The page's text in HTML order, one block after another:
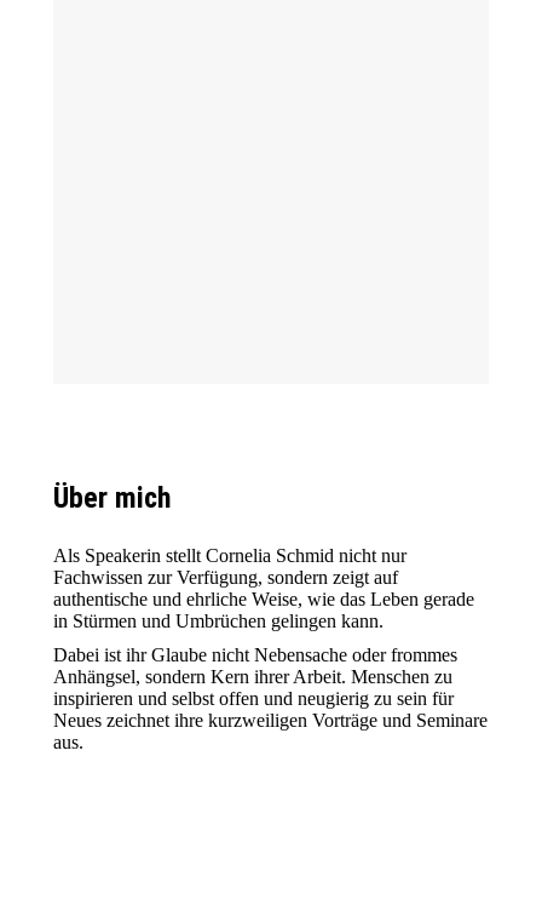
Über mich
Als Speakerin stellt Cornelia Schmid nicht nur
Fachwissen zur Verfügung, sondern zeigt auf
authentische und ehrliche Weise, wie das Leben gerade
in Stürmen und Umbrüchen gelingen kann.
Dabei ist ihr Glaube nicht Nebensache oder frommes
Anhängsel, sondern Kern ihrer Arbeit. Menschen zu
inspirieren und selbst offen und neugierig zu sein für
Neues zeichnet ihre kurzweiligen Vorträge und Seminare
aus.